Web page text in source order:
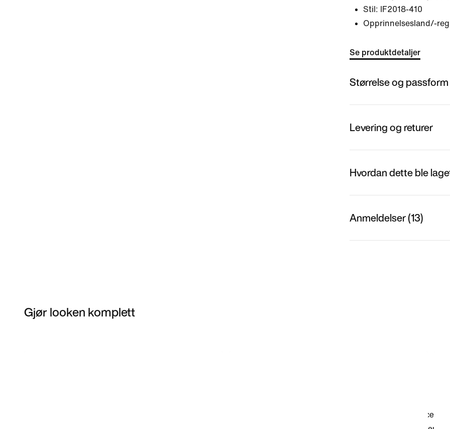
Stil:
IF2018-410
Opprinnelsesland/-
Se produktdetaljer
Størrelse og passform
Levering og returer
Hvordan dette ble
Anmeldelser (13)
Gjør looken komplett